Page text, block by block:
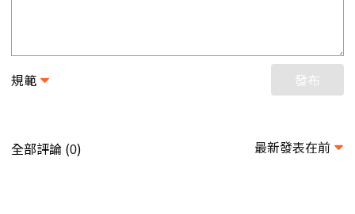
規範 發布
全部評論 (0) 最新發表在前